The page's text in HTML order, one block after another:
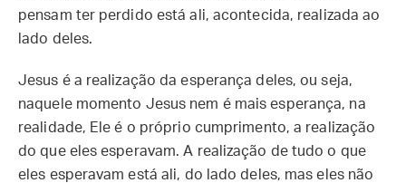
pensam ter perdido está ali, acontecida, realizada ao
lado deles.
Jesus é a realização da esperança deles, ou seja,
naquele momento Jesus nem é mais esperança, na
realidade, Ele é o próprio cumprimento, a realização
do que eles esperavam. A realização de tudo o que
eles esperavam está ali, do lado deles, mas eles não